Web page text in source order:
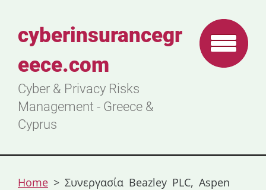
cyberinsurancegr
eece.com
Cyber & Privacy Risks
Management - Greece &
Cyprus
Home > Συνεργασία Beazley PLC, Aspen